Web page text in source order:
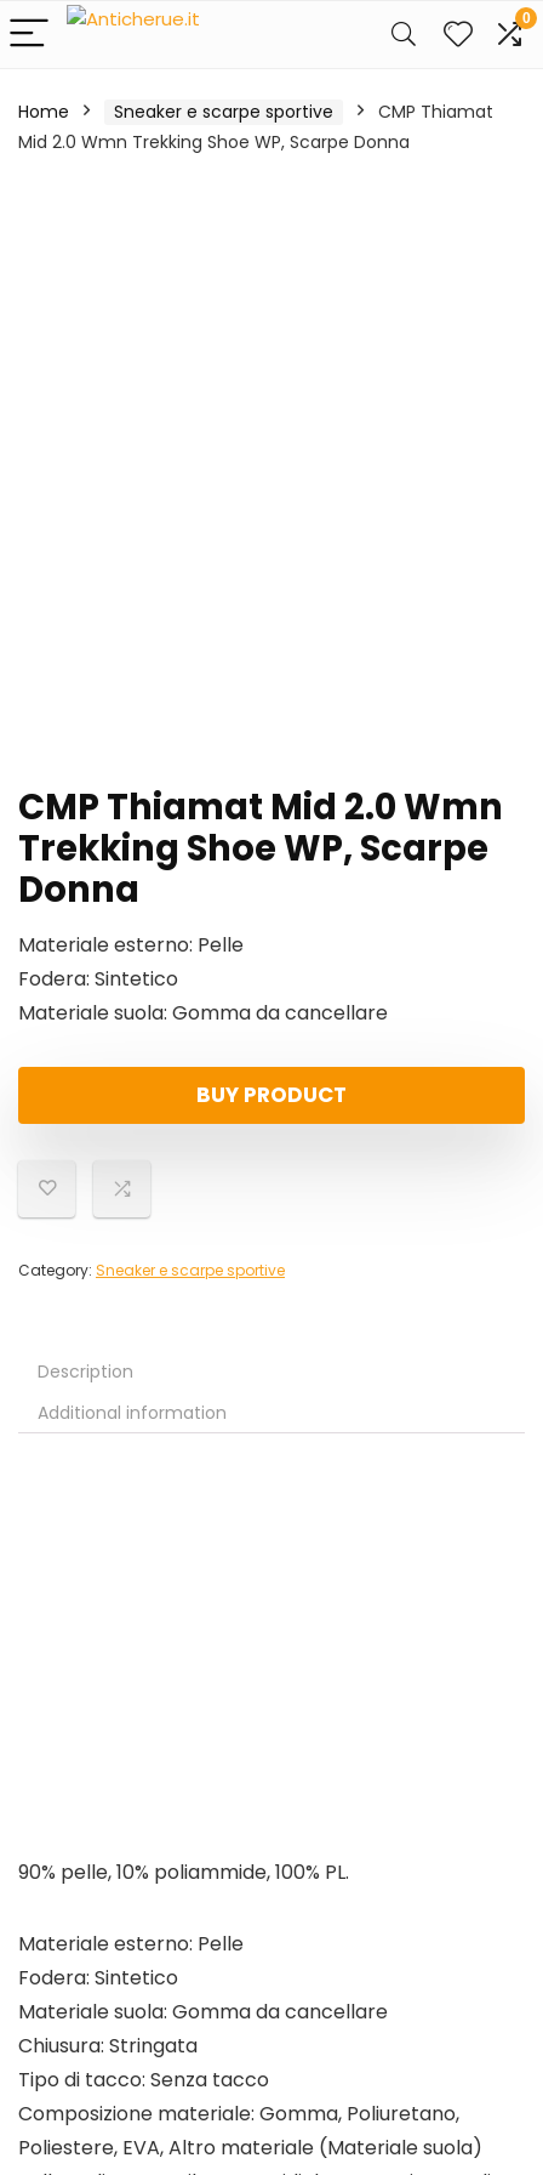
0
Home Sneaker e scarpe sportive
CMP Thiamat
Mid 2.0 Wmn Trekking Shoe WP, Scarpe Donna
CMP Thiamat Mid 2.0 Wmn
Trekking Shoe WP, Scarpe
Donna
Materiale esterno: Pelle
Fodera: Sintetico
Materiale suola: Gomma da cancellare
BUY PRODUCT
Category: Sneaker e scarpe sportive
Description
Additional information
90% pelle, 10% poliammide, 100% PL.
Materiale esterno: Pelle
Fodera: Sintetico
Materiale suola: Gomma da cancellare
Chiusura: Stringata
Tipo di tacco: Senza tacco
Composizione materiale: Gomma, Poliuretano,
Poliestere, EVA, Altro materiale (Materiale suola)